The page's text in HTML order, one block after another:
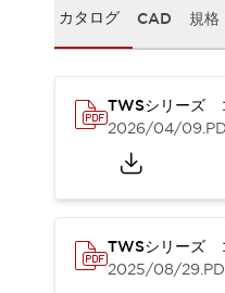
機器の故障につながる「瞬停
フラット照明で綺麗な加工
イネーブル装置で安全性を
ティーチングペンダントを
人とロボットの協働作業を一
協働ロボットのポテンシャ
一覧を表示する
本質的な対策で爆発事故の
半導体製造装置の設計自由度
カタログ CAD 規格
TWSシリーズ
2026/04/09
TWSシリーズ
2025/08/29